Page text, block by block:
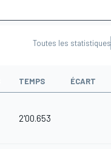
Toutes les statistiques
TEMPS ÉCART
2'00.653